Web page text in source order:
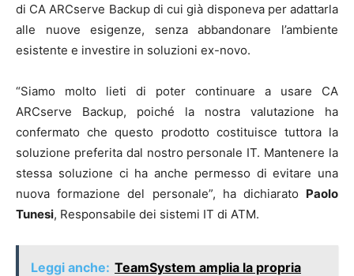
di CA ARCserve Backup di cui già disponeva per adattarla
alle nuove esigenze, senza abbandonare l’ambiente
esistente e investire in soluzioni ex-novo.
“Siamo molto lieti di poter continuare a usare CA
ARCserve Backup, poiché la nostra valutazione ha
confermato che questo prodotto costituisce tuttora la
soluzione preferita dal nostro personale IT. Mantenere la
stessa soluzione ci ha anche permesso di evitare una
nuova formazione del personale”, ha dichiarato Paolo
Tunesi, Responsabile dei sistemi IT di ATM.
Leggi anche: TeamSystem amplia la propria